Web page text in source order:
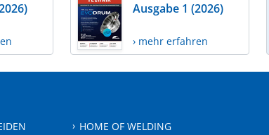
Ausgabe 1 (2026)
› mehr erfahren
HOME OF WELDING